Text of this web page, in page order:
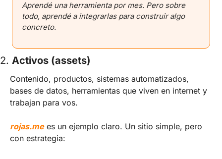
Aprendé una herramienta por mes. Pero sobre
todo, aprendé a integrarlas para construir algo
concreto.
2. Activos (assets)
Contenido, productos, sistemas automatizados,
bases de datos, herramientas que viven en internet y
trabajan para vos.
rojas.me es un ejemplo claro. Un sitio simple, pero
con estrategia: